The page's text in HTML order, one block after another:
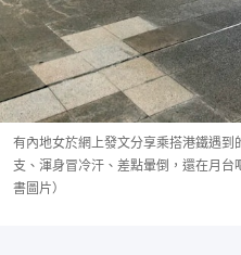
有內地女於網上發文分享乘搭港鐵遇
支、渾身冒冷汗、差點暈倒，還在月
書圖片）